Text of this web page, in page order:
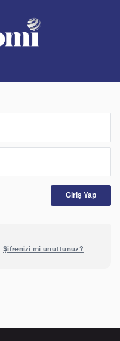
Giriş Yap
Şifrenizi mi unuttunuz?